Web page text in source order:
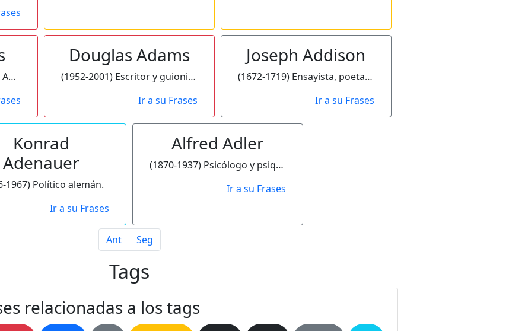
(1838-1918) Henry Brooks Adams. Escritor y historiador estadounidense.
Douglas Adams
(1952-2001) Escritor y guionista de radio británico. Trabajó en la Radio BBC, siendo su libro "Guía del Autoestopista Galáctico", un bestseller en el Reino Unido en 1984.
Ir a su Frases
Joseph Addison
(1672-1719) Ensayista, poeta y dramaturgo inglés.
Ir a su Frases
Konrad
Adenauer
1967) Político alemán.
Ir a su Frases
Alfred Adler
(1870-1937) Psicólogo y psiquiatra austriaco.
Ir a su Frases
Ant Seg
Tags
relacionadas a los tags